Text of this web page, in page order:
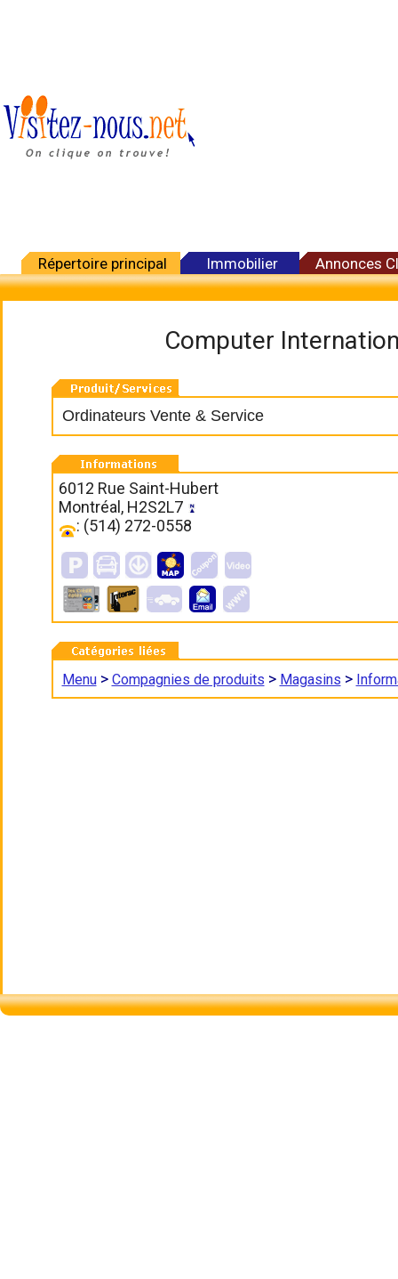
Répertoire principal Immobilier Annonces
Computer
Ordinateurs Vente & Service
6012 Rue Saint-Hubert
Montréal, H2S2L7
: (514) 272-0558
Menu> Compagnies de produits > Magasins >